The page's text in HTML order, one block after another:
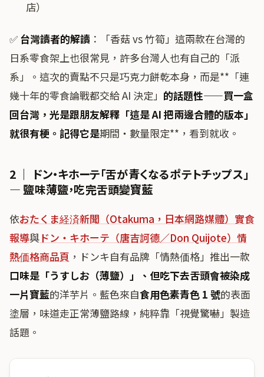
店）
✅ 台灣讀者的解讀 ：「香菇 vs 竹筍」這兩款在台灣的
日系零食架上也很常見，許多台灣人也有自己的「派
系」。這次的賣點不只是巧克力餅乾本身，而是**「連
幾十年的零食論戰都交給 AI 決定」 的話題性——買一盒
回台灣，光是跟朋友解釋「這是 AI 把兩邊合體的版本」
就很有梗。記得它是期間・數量限定**，看到就收。
2 ｜ ドン・キホーテ「舌が青くなるポテトチップス」
— 鹽味薄鹽，吃完舌頭變寶藍
依おたくま経済新聞（Otakuma，日本網路媒體）實食
報導與ドン・キホーテ（唐吉訶德／Don Quijote）情
熱価格商品頁 ，ドンキ自有品牌「情熱価格」推出一款
口味是「うすしお（薄鹽）」、但吃下去舌頭會被染成
一片寶藍的洋芋片。藍色來自食用色素青色 1 號的表面
塗層，味道走正常薄鹽路線，純粹靠「視覺驚嚇」製造
話題。